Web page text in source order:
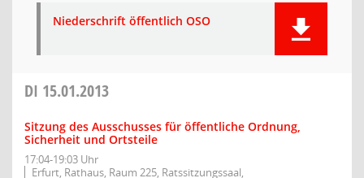
Niederschrift öffentlich OSO
DI 15.01.2013
Sitzung des Ausschusses für öffentliche Ordnung,
Sicherheit und Ortsteile
17:04-19:03 Uhr
Erfurt, Rathaus, Raum 225, Ratssitzungssaal,